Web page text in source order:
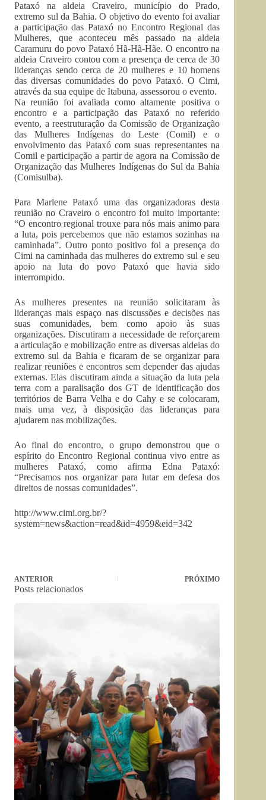
Pataxó na aldeia Craveiro, município do Prado,
extremo sul da Bahia. O objetivo do evento foi avaliar
a participação das Pataxó no Encontro Regional das
Mulheres, que aconteceu mês passado na aldeia
Caramuru do povo Pataxó Hã-Hã-Hãe. O encontro na
aldeia Craveiro contou com a presença de cerca de 30
lideranças sendo cerca de 20 mulheres e 10 homens
das diversas comunidades do povo Pataxó. O Cimi,
através da sua equipe de Itabuna, assessorou o evento.
Na reunião foi avaliada como altamente positiva o
encontro e a participação das Pataxó no referido
evento, a reestruturação da Comissão de Organização
das Mulheres Indígenas do Leste (Comil) e o
envolvimento das Pataxó com suas representantes na
Comil e participação a partir de agora na Comissão de
Organização das Mulheres Indígenas do Sul da Bahia
(Comisulba).
Para Marlene Pataxó uma das organizadoras desta
reunião no Craveiro o encontro foi muito importante:
“O encontro regional trouxe para nós mais animo para
a luta, pois percebemos que não estamos sozinhas na
caminhada”. Outro ponto positivo foi a presença do
Cimi na caminhada das mulheres do extremo sul e seu
apoio na luta do povo Pataxó que havia sido
interrompido.
As mulheres presentes na reunião solicitaram às
lideranças mais espaço nas discussões e decisões nas
suas comunidades, bem como apoio às suas
organizações. Discutiram a necessidade de reforçarem
a articulação e mobilização entre as diversas aldeias do
extremo sul da Bahia e ficaram de se organizar para
realizar reuniões e encontros sem depender das ajudas
externas. Elas discutiram ainda a situação da luta pela
terra com a paralisação dos GT de identificação dos
territórios de Barra Velha e do Cahy e se colocaram,
mais uma vez, à disposição das lideranças para
ajudarem nas mobilizações.
Ao final do encontro, o grupo demonstrou que o
espírito do Encontro Regional continua vivo entre as
mulheres Pataxó, como afirma Edna Pataxó:
“Precisamos nos organizar para lutar em defesa dos
direitos de nossas comunidades”.
http://www.cimi.org.br/?
system=news&action=read&id=4959&eid=342
ANTERIOR PRÓXIMO
Posts relacionados